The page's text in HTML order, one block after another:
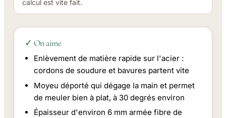
calcul est vite fait.
✓ On aime
Enlèvement de matière rapide sur l'acier :
cordons de soudure et bavures partent vite
Moyeu déporté qui dégage la main et permet
de meuler bien à plat, à 30 degrés environ
Épaisseur d'environ 6 mm armée fibre de